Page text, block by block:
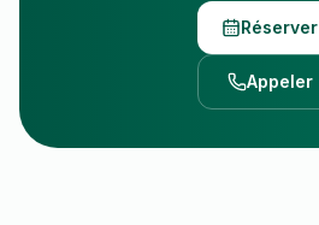
Réserver
Appeler